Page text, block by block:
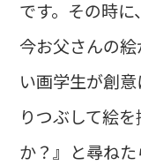
です。その時
今お父さんの
い画学生が創
りつぶして絵
か？』と尋ね